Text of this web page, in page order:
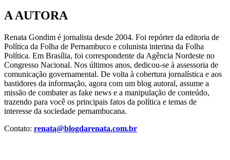
A AUTORA
Renata Gondim é jornalista desde 2004. Foi repórter da editoria de
Política da Folha de Pernambuco e colunista interina da Folha
Política. Em Brasília, foi correspondente da Agência Nordeste no
Congresso Nacional. Nos últimos anos, dedicou-se à assessoria de
comunicação governamental. De volta à cobertura jornalística e aos
bastidores da informação, agora com um blog autoral, assume a
missão de combater as fake news e a manipulação de conteúdo,
trazendo para você os principais fatos da política e temas de
interesse da sociedade pernambucana.
Contato: renata@blogdarenata.com.br